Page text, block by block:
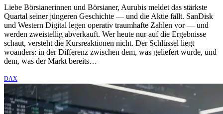
Liebe Börsianerinnen und Börsianer, Aurubis meldet das stärkste
Quartal seiner jüngeren Geschichte — und die Aktie fällt. SanDisk
und Western Digital legen operativ traumhafte Zahlen vor — und
werden zweistellig abverkauft. Wer heute nur auf die Ergebnisse
schaut, versteht die Kursreaktionen nicht. Der Schlüssel liegt
woanders: in der Differenz zwischen dem, was geliefert wurde, und
dem, was der Markt bereits…
DAX